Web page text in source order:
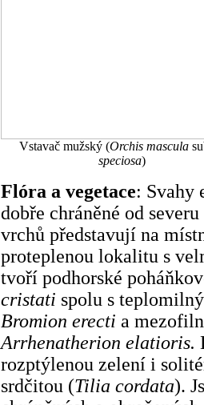
Vstavač mužský (Orchis mascula
speciosa)
Flóra a vegetace: Svahy
dobře chráněné od
vrchů představují na
proteplenou lokalitu s
tvoří podhorské
cristati spolu s
Bromion erecti a
Arrhenatherion elatioris.
rozptýlenou zelení i
srdčitou (Tilia cordata).